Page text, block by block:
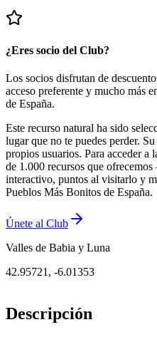
¿Eres socio del Club?
Los socios disfrutan de
acceso preferente y mucho más
de España.
Este recurso natural ha sido
lugar que no te puedes perder.
propios usuarios. Para acceder a
de 1.000 recursos que
interactivo, puntos al visitarlo y
Pueblos Más Bonitos de España.
Únete al Club
Valles de Babia y Luna
42.95721, -6.01353
Descripción